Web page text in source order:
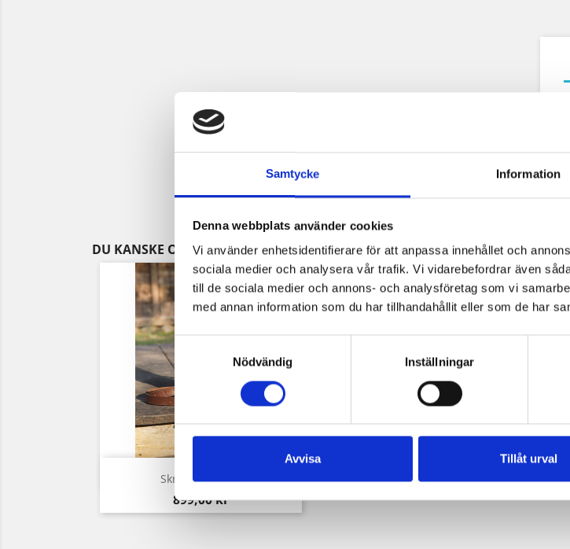
Samtycke Information
Denna webbplats använder cookies
Vi använder enhetsidentifierare för att anpassa innehållet och
sociala medier och analysera vår trafik. Vi vidarebefordrar även
till de sociala medier och annons- och analysföretag som vi
med annan information som du har tillhandahållit eller som de har
Samtyckesval
Nödvändig
Inställningar
Avvisa Tillåt urval
DU KANSKE OCKSÅ GILLAR
Skriftrulleväska
Pris
899,00 kr
